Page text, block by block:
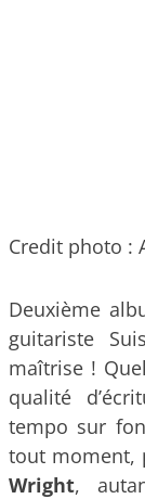
Credit photo :
Deuxième alb
guitariste
maîtrise !
qualité
tempo sur
tout moment,
Wright,